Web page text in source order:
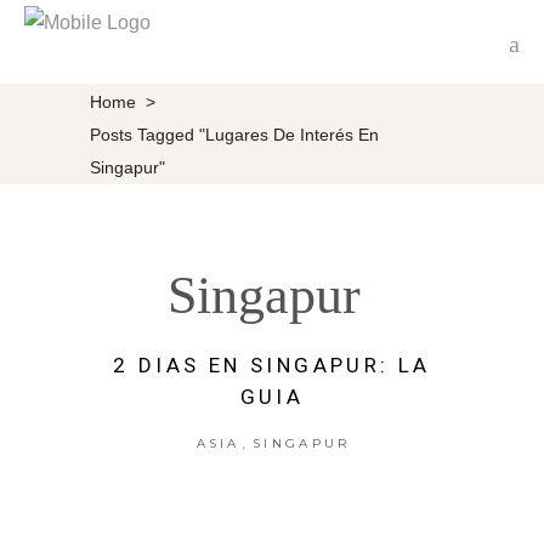
Home >
Posts Tagged "lugares De Interés En
Singapur"
Singapur
2 DIAS EN SINGAPUR: LA
GUIA
ASIA SINGAPUR